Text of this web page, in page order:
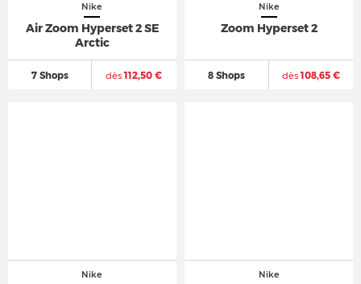
Nike
Air Zoom Hyperset 2 SE
Arctic
7 Shops dès112,50 €
Nike
Zoom Hyperset 2
8 Shops dès108,65 €
Nike Nike